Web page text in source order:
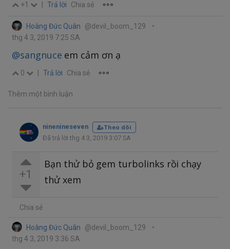
+1 Trả lời Chia sẻ
Hoàng Đức Quân @devil_boom_129
•
thg 4 3, 2019 7:25 SA
@sangnuce em cảm ơn ạ
0 Trả lời Chia sẻ
Thêm một bình luận
ninenineseven
Theo dõi
Đã trả lời thg 4 3, 2019 3:07 SA
+1
Bạn thử bỏ gem turbolinks rồi chạy
thử xem
Chia sẻ
Hoàng Đức Quân @devil_boom_129
•
thg 4 3, 2019 3:36 SA